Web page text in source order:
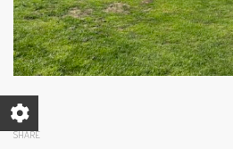
SHARE